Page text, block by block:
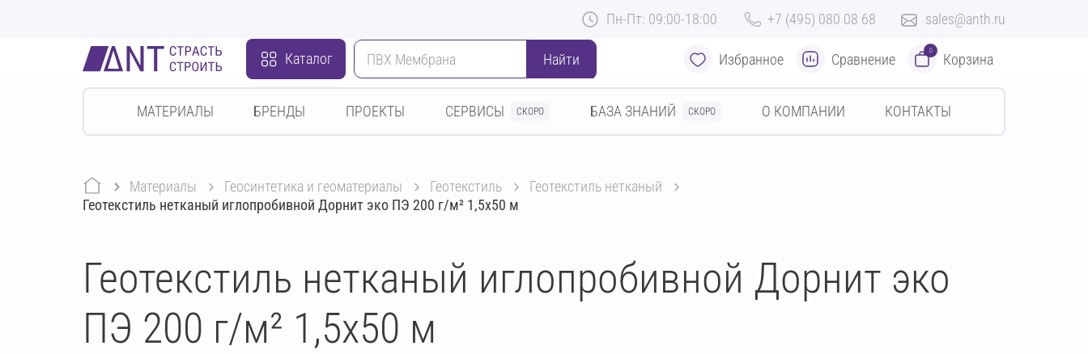
Пн-Пт: 09:00-18:00 +7 (495) 080 08 68 sales@anth.ru
Каталог Найти Избранное Сравнение
0
Корзина
МАТЕРИАЛЫ БРЕНДЫ ПРОЕКТЫ СЕРВИСЫ СКОРО БАЗА ЗНАНИЙ СКОРО О КОМПАНИИ КОНТАКТЫ
Материалы геосинтетика и геоматериалы геотекстиль
геотекстиль нетканый
Геотекстиль нетканый иглопробивной Дорнит эко ПЭ 200 г/м² 1,5х50 м
Геотекстиль нетканый иглопробивной Дорнит эко
ПЭ 200 г/м² 1,5х50 м